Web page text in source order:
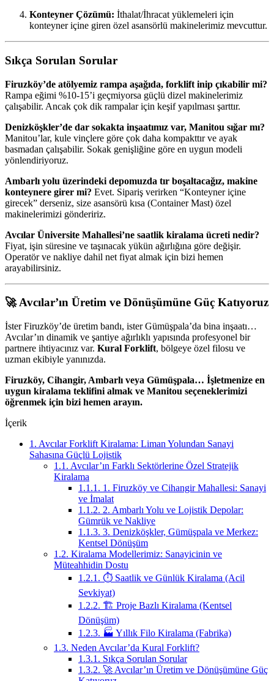
Konteyner Çözümü: İthalat/İhracat yüklemeleri için
konteyner içine giren özel asansörlü makinelerimiz mevcuttur.
Sıkça Sorulan Sorular
Firuzköy’de atölyemiz rampa aşağıda, forklift inip çıkabilir mi?
Rampa eğimi %10-15’i geçmiyorsa güçlü dizel makinelerimiz
çalışabilir. Ancak çok dik rampalar için keşif yapılması şarttır.
Denizköşkler’de dar sokakta inşaatımız var, Manitou sığar mı?
Manitou’lar, kule vinçlere göre çok daha kompakttır ve ayak
basmadan çalışabilir. Sokak genişliğine göre en uygun modeli
yönlendiriyoruz.
Ambarlı yolu üzerindeki depomuzda tır boşaltacağız, makine
konteynere girer mi? Evet. Sipariş verirken “Konteyner içine
girecek” derseniz, size asansörü kısa (Container Mast) özel
makinelerimizi göndeririz.
Avcılar Üniversite Mahallesi’ne saatlik kiralama ücreti nedir?
Fiyat, işin süresine ve taşınacak yükün ağırlığına göre değişir.
Operatör ve nakliye dahil net fiyat almak için bizi hemen
arayabilirsiniz.
🚀 Avcılar’ın Üretim ve Dönüşümüne Güç Katıyoruz
İster Firuzköy’de üretim bandı, ister Gümüşpala’da bina inşaatı…
Avcılar’ın dinamik ve şantiye ağırlıklı yapısında profesyonel bir
partnere ihtiyacınız var. Kural Forklift, bölgeye özel filosu ve
uzman ekibiyle yanınızda.
Firuzköy, Cihangir, Ambarlı veya Gümüşpala… İşletmenize en
uygun kiralama teklifini almak ve Manitou seçeneklerimizi
öğrenmek için bizi hemen arayın.
İçerik
1. Avcılar Forklift Kiralama: Liman Yolundan Sanayi
Sahasına Güçlü Lojistik
1.1. Avcılar’ın Farklı Sektörlerine Özel Stratejik
Kiralama
1.1.1. 1. Firuzköy ve Cihangir Mahallesi: Sanayi
ve İmalat
1.1.2. 2. Ambarlı Yolu ve Lojistik Depolar:
Gümrük ve Nakliye
1.1.3. 3. Denizköşkler, Gümüşpala ve Merkez:
Kentsel Dönüşüm
1.2. Kiralama Modellerimiz: Sanayicinin ve
Müteahhidin Dostu
1.2.1. ⏱️ Saatlik ve Günlük Kiralama (Acil
Sevkiyat)
1.2.2. 🏗️ Proje Bazlı Kiralama (Kentsel
Dönüşüm)
1.2.3. 🏭 Yıllık Filo Kiralama (Fabrika)
1.3. Neden Avcılar’da Kural Forklift?
1.3.1. Sıkça Sorulan Sorular
1.3.2. 🚀 Avcılar’ın Üretim ve Dönüşümüne Güç